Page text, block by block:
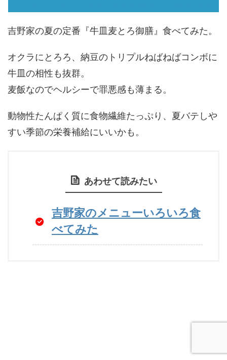
吉野家の夏の定番『牛皿麦とろ御膳』食べてみた。
オクラにとろろ、納豆のトリプルねばねばコンボに
牛皿の相性も抜群。
麦飯なのでヘルシーで罪悪感も薄まる。
動物性たんぱく質に食物繊維たっぷり、夏バテしや
すい季節の栄養補給にいいかも。
あわせて読みたい
吉野家のメニューいろいろ食
べてみた